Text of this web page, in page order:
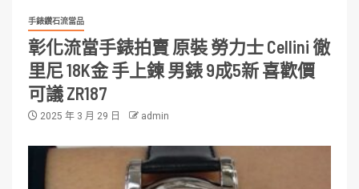
手錶鑽石流當品
彰化流當手錶拍賣 原裝 勞力士 Cellini 徹
里尼 18K金 手上鍊 男錶 9成5新 喜歡價
可議 ZR187
2025 年 3 月 29 日 admin